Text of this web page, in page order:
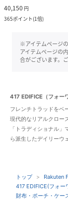
40,150 円
365ポイント(1倍)
※アイテムページ
アイテムページの
合がございます。
417 EDIFICE（フォー
フレンチトラッドをベ
現代的なリアルクロー
「トラディショナル
ら派生したデイリーウ
トップ
Rakuten
417 EDIFICE(フォー
財布・ポーチ・ケー